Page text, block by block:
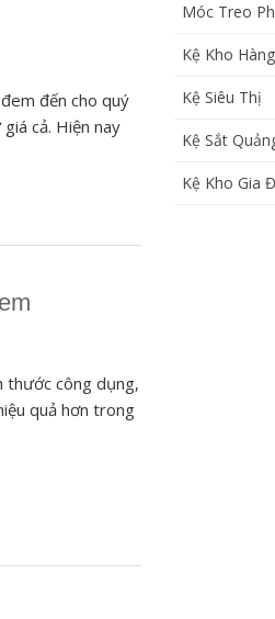
đến cho quý
cả. Hiện nay
thước công dụng,
quả hơn trong
Móc Treo
Kệ Kho Hàng
Kệ Siêu Thị
Kệ Sắt
Kệ Kho Gia